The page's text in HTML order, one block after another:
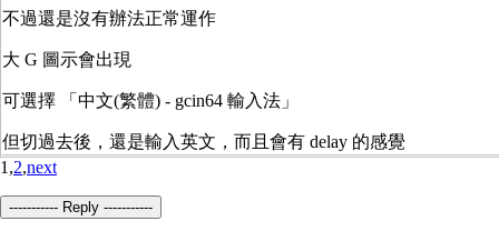
不過還是沒有辦法正常運作
大 G 圖示會出現
可選擇 「中文(繁體) - gcin64 輸入法」
但切過去後，還是輸入英文，而且會有 delay 的感覺
1,2,next
----------- Reply -----------